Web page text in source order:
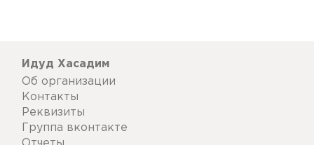
Идуд Хасадим
Об организации
Контакты
Реквизиты
Группа вконтакте